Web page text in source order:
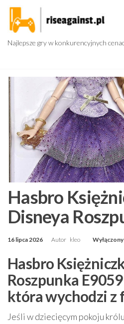
Przejdź
treści
Najlepsze gry w konkurencyjnych
Hasbro
Disneya
16 lipca 2026 Autor kleo Wyłączony
Hasbro
Roszpunka
która wychodzi z
Jeśli w dziecięcym pokoju